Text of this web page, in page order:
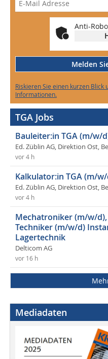
Anti-
Melden
Riskieren Sie einen kurzen Blick
Informationen.
TGA Jobs
Bauleiter:in TGA (m/w/
Ed. Züblin AG, Direktion Ost,
vor 4 h
Kalkulator:in TGA (m/
Ed. Züblin AG, Direktion Ost,
vor 4 h
Mechatroniker (m/w/
Techniker (m/w/d)
Lagertechnik
Delticom AG
vor 16 h
Mediadaten